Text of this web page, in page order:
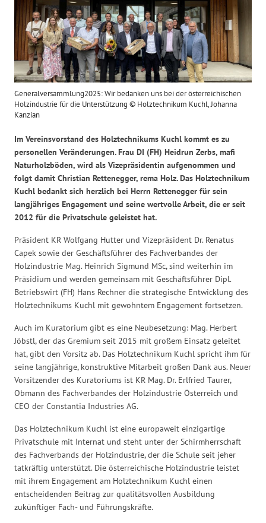
Generalversammlung2025: Wir bedanken uns bei der österreichischen
Holzindustrie für die Unterstützung © Holztechnikum Kuchl, Johanna
Kanzian
Im Vereinsvorstand des Holztechnikums Kuchl kommt es zu
personellen Veränderungen. Frau DI (FH) Heidrun Zerbs, mafi
Naturholzböden, wird als Vizepräsidentin aufgenommen und
folgt damit Christian Rettenegger, rema Holz. Das Holztechnikum
Kuchl bedankt sich herzlich bei Herrn Rettenegger für sein
langjähriges Engagement und seine wertvolle Arbeit, die er seit
2012 für die Privatschule geleistet hat.
Präsident KR Wolfgang Hutter und Vizepräsident Dr. Renatus
Capek sowie der Geschäftsführer des Fachverbandes der
Holzindustrie Mag. Heinrich Sigmund MSc, sind weiterhin im
Präsidium und werden gemeinsam mit Geschäftsführer Dipl.
Betriebswirt (FH) Hans Rechner die strategische Entwicklung des
Holztechnikums Kuchl mit gewohntem Engagement fortsetzen.
Auch im Kuratorium gibt es eine Neubesetzung: Mag. Herbert
Jöbstl, der das Gremium seit 2015 mit großem Einsatz geleitet
hat, gibt den Vorsitz ab. Das Holztechnikum Kuchl spricht ihm für
seine langjährige, konstruktive Mitarbeit großen Dank aus. Neuer
Vorsitzender des Kuratoriums ist KR Mag. Dr. Erlfried Taurer,
Obmann des Fachverbandes der Holzindustrie Österreich und
CEO der Constantia Industries AG.
Das Holztechnikum Kuchl ist eine europaweit einzigartige
Privatschule mit Internat und steht unter der Schirmherrschaft
des Fachverbands der Holzindustrie, der die Schule seit jeher
tatkräftig unterstützt. Die österreichische Holzindustrie leistet
mit ihrem Engagement am Holztechnikum Kuchl einen
entscheidenden Beitrag zur qualitätsvollen Ausbildung
zukünftiger Fach- und Führungskräfte.